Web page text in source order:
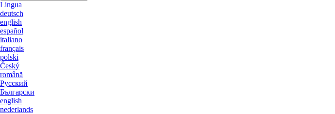
Lingua
deutsch
english
español
italiano
français
polski
Český
română
Русский
Български
english
nederlands